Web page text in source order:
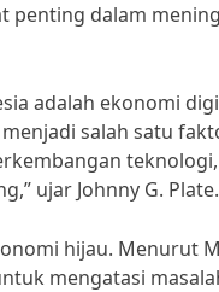
penting dalam
adalah ekonomi
salah satu
teknologi,
ujar Johnny G. Plate.
hijau. Menurut
mengatasi